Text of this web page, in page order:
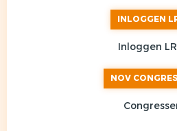
INLOGGEN
Inloggen
NOV